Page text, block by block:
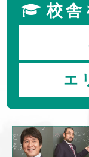
全国統一
4月実施
校舎
エ